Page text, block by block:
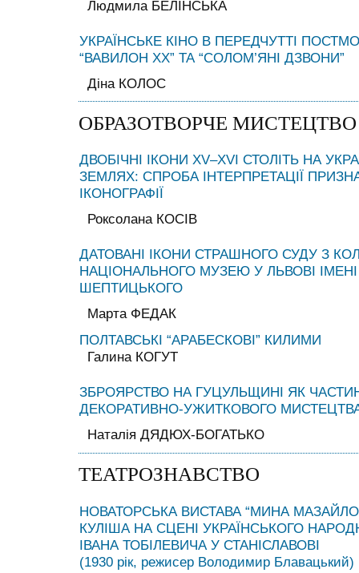
Людмила БЕЛІНСЬКА
УКРАЇНСЬКЕ КІНО В ПЕРЕДЧУТТІ
“ВАВИЛОН ХХ” ТА “СОЛОМ’ЯНІ ДЗВОНИ”
Діна КОЛОС
ОБРАЗОТВОРЧЕ МИСТЕЦТВО
ДВОБІЧНІ ІКОНИ XV–XVI СТОЛІТЬ НА
ЗЕМЛЯХ: СПРОБА ІНТЕРПРЕТАЦІЇ
ІКОНОГРАФІЇ
Роксолана КОСІВ
ДАТОВАНІ ІКОНИ СТРАШНОГО СУДУ З
НАЦІОНАЛЬНОГО МУЗЕЮ У ЛЬВОВІ
ШЕПТИЦЬКОГО
Марта ФЕДАК
ПОЛТАВСЬКІ “АРАБЕСКОВІ” КИЛИМИ
Галина КОГУТ
ЗБРОЯРСТВО НА ГУЦУЛЬЩИНІ ЯК
ДЕКОРАТИВНО-УЖИТКОВОГО
Наталія ДЯДЮХ-БОГАТЬКО
ТЕАТРОЗНАВСТВО
НОВАТОРСЬКА ВИСТАВА “МИНА
КУЛІША НА СЦЕНІ УКРАЇНСЬКОГО
ІВАНА ТОБІЛЕВИЧА У СТАНІСЛАВОВІ
(1930 рік, режисер Володимир Блавацький)